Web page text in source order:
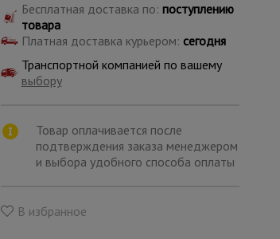
всех
Бесплатная доставка по: поступлению
товара
Платная доставка курьером: сегодня
Транспортной компанией по вашему
выбору
Товар оплачивается после
подтверждения заказа менеджером
и выбора удобного способа оплаты
В избранное